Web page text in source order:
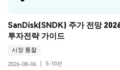
SanDisk(SNDK) 주가 전망
투자전략 가이드
시장 통찰
2026-08-06
5-10분